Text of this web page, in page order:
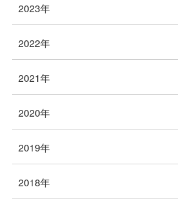
2023年
2022年
2021年
2020年
2019年
2018年